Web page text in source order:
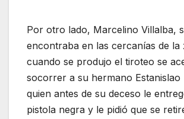
Por otro lado, Marcelino Villalba,
encontraba en las cercanías de la
cuando se produjo el tiroteo se
socorrer a su hermano Estanislao
quien antes de su deceso le
pistola negra y le pidió que se